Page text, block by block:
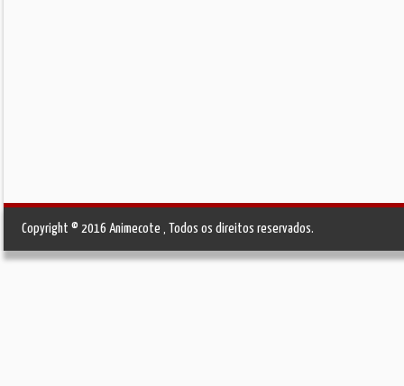
Copyright © 2016 Animecote , Todos os direitos reservados.